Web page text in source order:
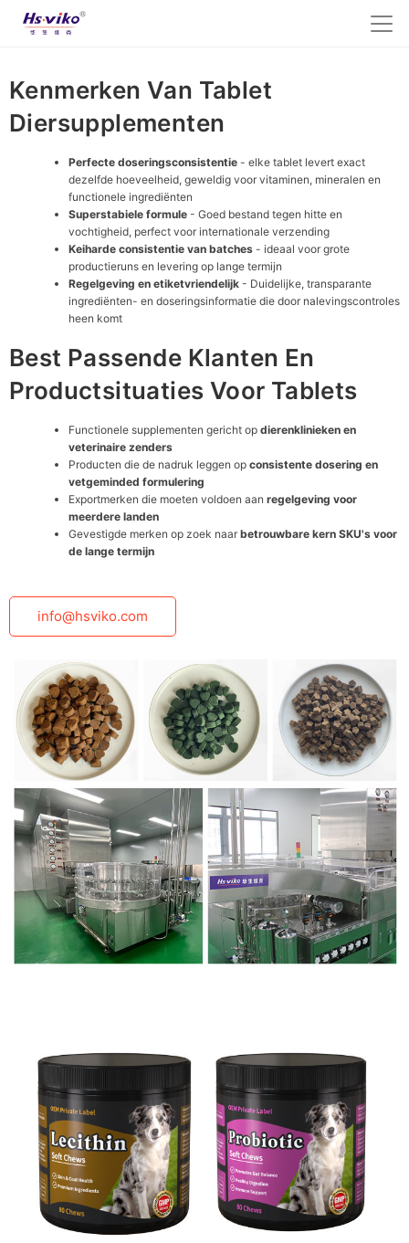
Kenmerken Van Tablet
Diersupplementen
Perfecte doseringsconsistentie - elke tablet levert exact
dezelfde hoeveelheid, geweldig voor vitaminen, mineralen en
functionele ingrediënten
Superstabiele formule - Goed bestand tegen hitte en
vochtigheid, perfect voor internationale verzending
Keiharde consistentie van batches - ideaal voor grote
productieruns en levering op lange termijn
Regelgeving en etiketvriendelijk - Duidelijke, transparante
ingrediënten- en doseringsinformatie die door nalevingscontroles
heen komt
Best Passende Klanten En
Productsituaties Voor Tablets
Functionele supplementen gericht op dierenklinieken en
veterinaire zenders
Producten die de nadruk leggen op consistente dosering en
vetgeminded formulering
Exportmerken die moeten voldoen aan regelgeving voor
meerdere landen
Gevestigde merken op zoek naar betrouwbare kern SKU's voor
de lange termijn
info@hsviko.com